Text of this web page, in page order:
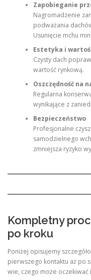
Zapobieganie
Nagromadzenie
podważania
Usunięcie mchu
Estetyka i
Czysty dach
wartość rynkową.
Oszczędność na
Regularna
wynikające z
Bezpieczeństwo
Profesjonalne
samodzielnego
zmniejsza ryzyko
Kompletny
po kroku
Poniżej opisujemy
pierwszego kontaktu aż po
wie, czego może oczekiwać